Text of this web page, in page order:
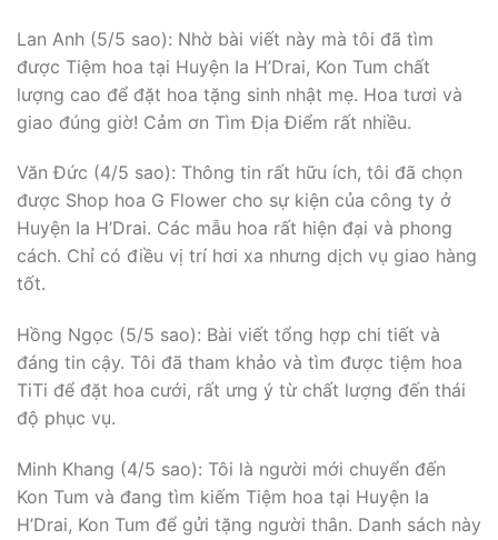
Lan Anh (5/5 sao): Nhờ bài viết này mà tôi đã tìm
được Tiệm hoa tại Huyện Ia H’Drai, Kon Tum chất
lượng cao để đặt hoa tặng sinh nhật mẹ. Hoa tươi và
giao đúng giờ! Cảm ơn Tìm Địa Điểm rất nhiều.
Văn Đức (4/5 sao): Thông tin rất hữu ích, tôi đã chọn
được Shop hoa G Flower cho sự kiện của công ty ở
Huyện Ia H’Drai. Các mẫu hoa rất hiện đại và phong
cách. Chỉ có điều vị trí hơi xa nhưng dịch vụ giao hàng
tốt.
Hồng Ngọc (5/5 sao): Bài viết tổng hợp chi tiết và
đáng tin cậy. Tôi đã tham khảo và tìm được tiệm hoa
TiTi để đặt hoa cưới, rất ưng ý từ chất lượng đến thái
độ phục vụ.
Minh Khang (4/5 sao): Tôi là người mới chuyển đến
Kon Tum và đang tìm kiếm Tiệm hoa tại Huyện Ia
H’Drai, Kon Tum để gửi tặng người thân. Danh sách này